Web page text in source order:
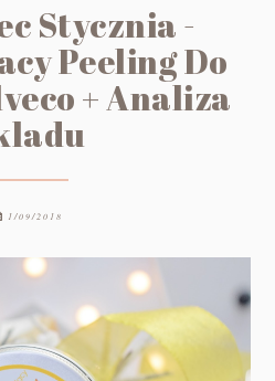
Stycznia -
Peeling Do
+ Analiza
1/09/2018